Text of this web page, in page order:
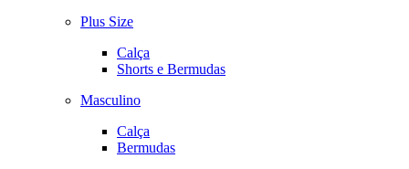
Plus Size
Calça
Shorts e Bermudas
Masculino
Calça
Bermudas